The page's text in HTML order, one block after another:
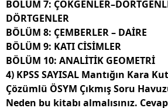
BÖLÜM 7:
DÖRTGENLER
BÖLÜM 8: ÇEMBERLER – DAİRE
BÖLÜM 9: KATI CİSİMLER
BÖLÜM 10: ANALİTİK GEOMETRİ
4) KPSS SAYISAL Mantığın Kara
Çözümlü ÖSYM Çıkmış Soru
Neden bu kitabı almalısınız.